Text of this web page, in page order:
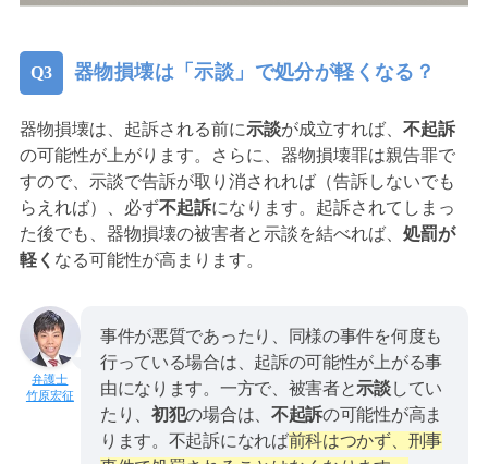
器物損壊は「示談」で処分が軽くなる？
器物損壊は、起訴される前に示談が成立すれば、 不起訴
の可能性が上がります。さらに、器物損壊罪は親告罪で
すので、示談で告訴が取り消されれば（告訴しないでも
らえれば）、必ず不起訴になります。起訴されてしまっ
た後でも、器物損壊の被害者と示談を結べれば、 処罰が
軽く なる可能性が高まります。
竹原宏征
事件が悪質であったり、同様の事件を何度も
行っている場合は、起訴の可能性が上がる事
由になります。一方で、被害者と示談してい
たり、初犯の場合は、 不起訴の可能性が高ま
ります。不起訴になれば前科はつかず、刑事